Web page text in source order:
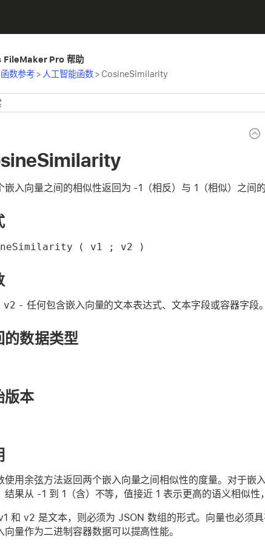
FileMaker Pro 帮助
函数参考> 人工智能函数> CosineSimilarity
嵌入向量之间的相似性返回为 -1（相反）与 1（相似）之间的
( v1 ; v2 )
v2 - 任何包含嵌入向量的文本表达式、文本字段或容器字段。
的数据类型
版本
使用余弦方法返回两个嵌入向量之间相似性的度量。对于嵌
结果从 -1 到 1（含）不等，值接近 1 表示更高的语义相似性
和 v2 是文本，则必须为 JSON 数组的形式。向量也必须
向量作为二进制容器数据可以提高性能。